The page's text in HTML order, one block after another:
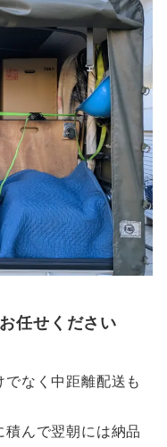
任せください
でなく中距離配送も
積んで翌朝には納品